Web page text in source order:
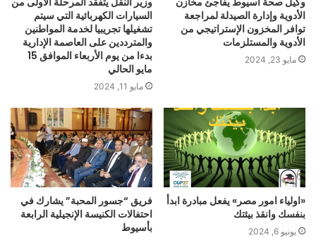
الأدوية وإدارة الصيدلة لمراجعة
توافر المخزون الإستراتيجي من
الأدوية والمستلزمات
مايو 23, 2024
السيارات الكهربائية التي سيتم
تشغيلها تجريبيا لخدمة المواطنين
والمترددين على العاصمة الإدارية
بدءا من يوم الأربعاء الموافق 15
مايو الحالي
مايو 11, 2024
«اولياء امور مصر» يفعل مبادرة ابدأ
بنفسك وانقذ بيئتك
يونيو 6, 2024
فريق “جسور المحبة” يشارك في
احتفالات الكنيسة الإنجيلية الرابعة
بأسيوط